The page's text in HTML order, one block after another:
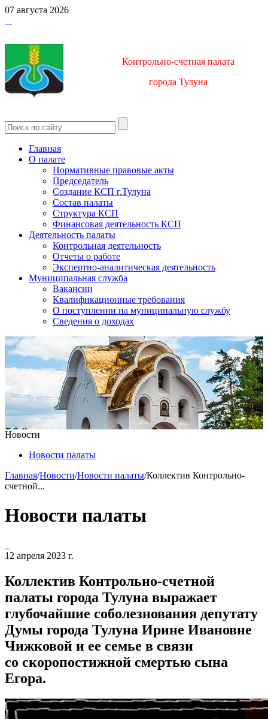
07 августа 2026
Контрольно-счетная палата
города Тулуна
Главная
О палате
Нормативные правовые акты
Председатель
Создание КСП г.Тулуна
Состав палаты
Структура КСП
Финансовая деятельность КСП
Деятельность палаты
Контрольная деятельность
Отчеты о работе
Экспертно-аналитическая деятельность
Муниципальная служба
Вакансии
Квалификационные требования
О поступлении на муниципальную службу
Сведения о доходах
Новости
Новости палаты
Главная/Новости/Новости палаты/Коллектив Контрольно-
счетной...
Новости палаты
12 апреля 2023 г.
Коллектив Контрольно-счетной
палаты города Тулуна выражает
глубочайшие соболезнования депутату
Думы города Тулуна Ирине Ивановне
Чижковой и ее семье в связи
со скоропостижной смертью сына
Егора.